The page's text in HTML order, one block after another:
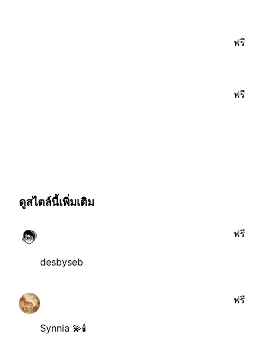
ฟรี
ฟรี
ดูสไตล์นี้เพิ่มเติม
desbyseb
ฟรี
Synnia 💫🕯️
ฟรี